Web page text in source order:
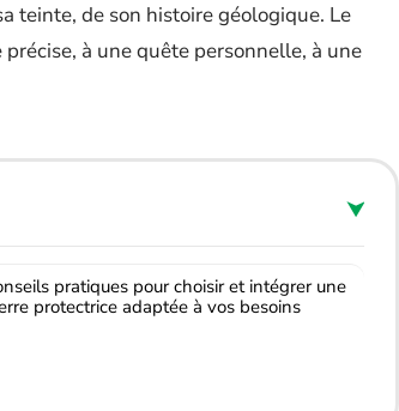
teinte, de son histoire géologique. Le
à une quête personnelle, à une
pratiques pour choisir et intégrer une
protectrice adaptée à vos besoins